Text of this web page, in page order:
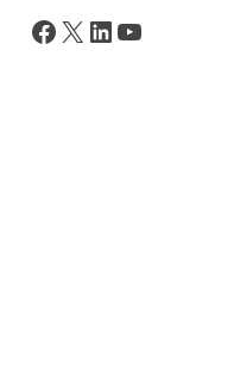
Facebook
X LinkedIn
YouTube